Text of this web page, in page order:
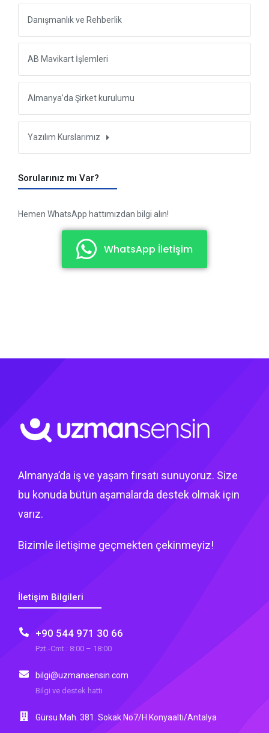
Danışmanlık ve Rehberlik
AB Mavikart İşlemleri
Almanya’da Şirket kurulumu
Yazılım Kurslarımız
Sorularınız mı Var?
Hemen WhatsApp hattımızdan bilgi alın!
WhatsApp İletişim
Almanya’da iş ve yaşam fırsatı sunuyoruz. Size
bu konuda bütün aşamalarda destek olmak için
varız.
Bizimle iletişime geçmekten çekinmeyiz!
İletişim Bilgileri
+90 544 971 30 66
Pzt.-Cmt.: 8:00 – 18:00
bilgi@uzmansensin.com
Bilgi ve destek hattı
Gürsu Mah. 381. Sokak No7/H Konyaalti/Antalya